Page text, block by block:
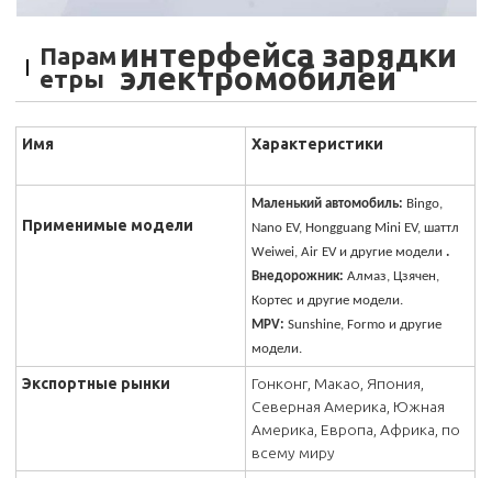
Парам
етры
интерфейса зарядки
электромобилей
Имя Характеристики
Применимые модели
Маленький автомобиль: Bingo,
Nano EV, Hongguang Mini EV, шаттл
Weiwei, Air EV и другие модели .
Внедорожник: Алмаз, Цзячен,
Кортес и другие модели.
MPV: Sunshine, Formo и другие
модели.
Экспортные рынки
Гонконг, Макао, Япония,
Северная Америка, Южная
Америка, Европа, Африка, по
всему миру